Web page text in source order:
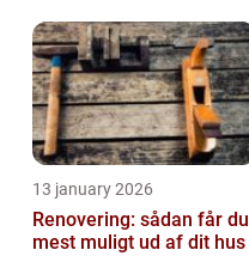
13 january 2026
Renovering: sådan får du
mest muligt ud af dit hus